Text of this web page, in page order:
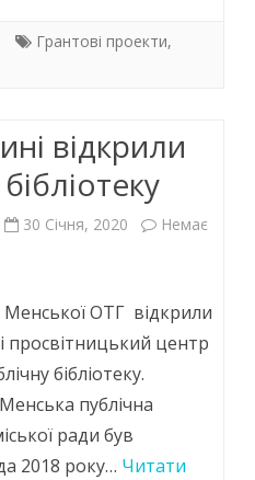
Грантові проекти,
відкрили
30 Січня, 2020
Немає
ОТГ відкрили
просвітницький центр
бібліотеку.
публічна
ради був
2018 року… Читати